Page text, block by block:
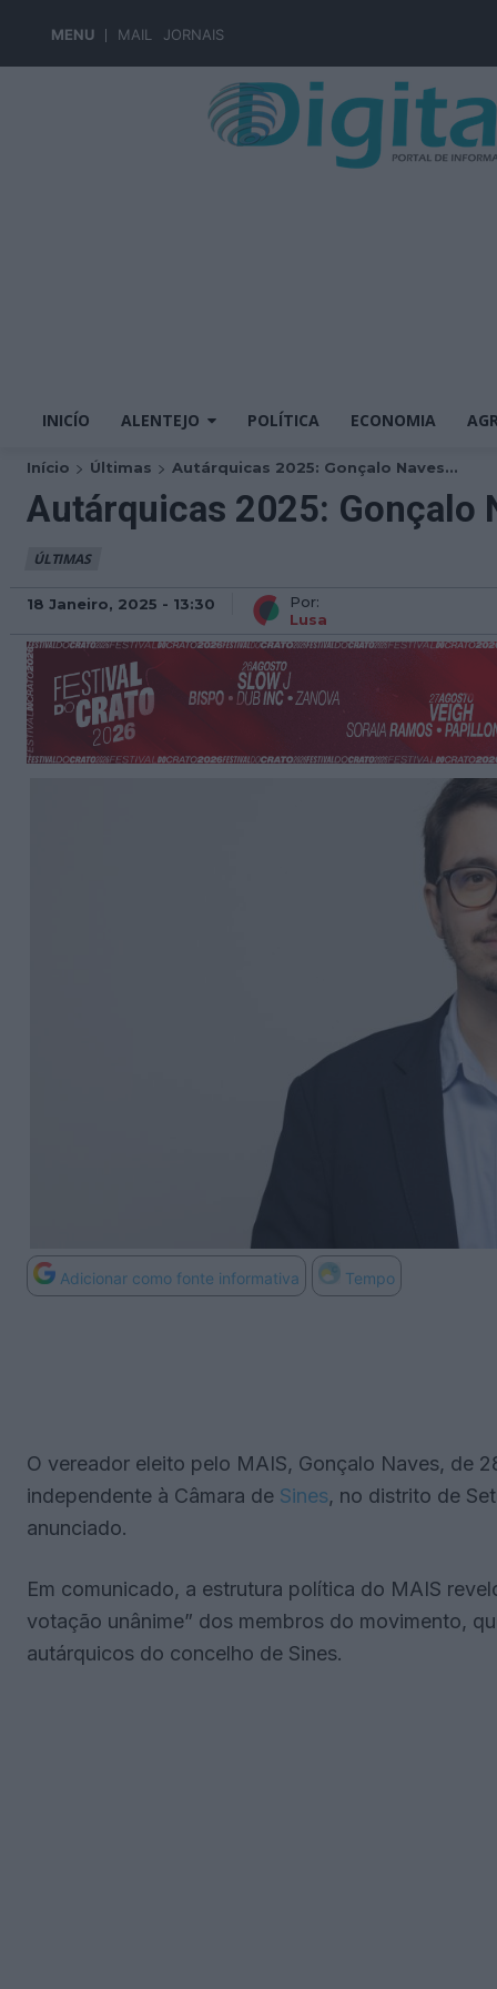
MENU MAIL JORNAIS
INICÍO ALENTEJO POLÍTICA ECONOMIA
Início Últimas Autárquicas 2025: Gonçalo Naves...
Autárquicas 2025: Gonçalo
ÚLTIMAS
18 Janeiro, 2025 - 13:30
Por:
Lusa
Adicionar como fonte informativa Tempo
O vereador eleito pelo MAIS, Gonçalo Naves, de
independente à Câmara de Sines, no distrito de
anunciado.
Em comunicado, a estrutura política do MAIS
votação unânime” dos membros do movimento,
autárquicos do concelho de Sines.